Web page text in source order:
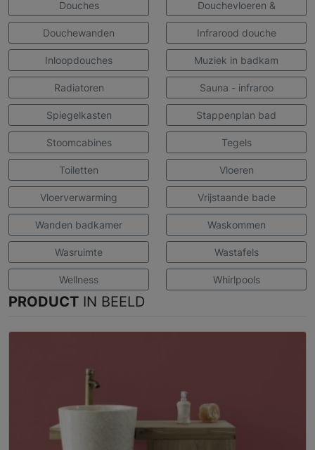
Douches Douchevloeren &
Douchewanden Infrarood douche
Inloopdouches Muziek in badkam
Radiatoren Sauna - infraroo
Spiegelkasten Stappenplan bad
Stoomcabines Tegels
Toiletten Vloeren
Vloerverwarming Vrijstaande bade
Wanden badkamer Waskommen
Wasruimte Wastafels
Wellness Whirlpools
PRODUCT IN BEELD